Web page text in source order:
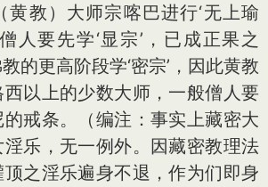
黄教）大师宗喀巴进行‘无上瑜
人要先学‘显宗’，已成正果之
的更高阶段学‘密宗’，因此黄教
以上的少数大师，一般僧人要
戒条。（编注：事实上藏密大
乐，无一例外。因藏密教理法
顶之淫乐遍身不退，作为们即身